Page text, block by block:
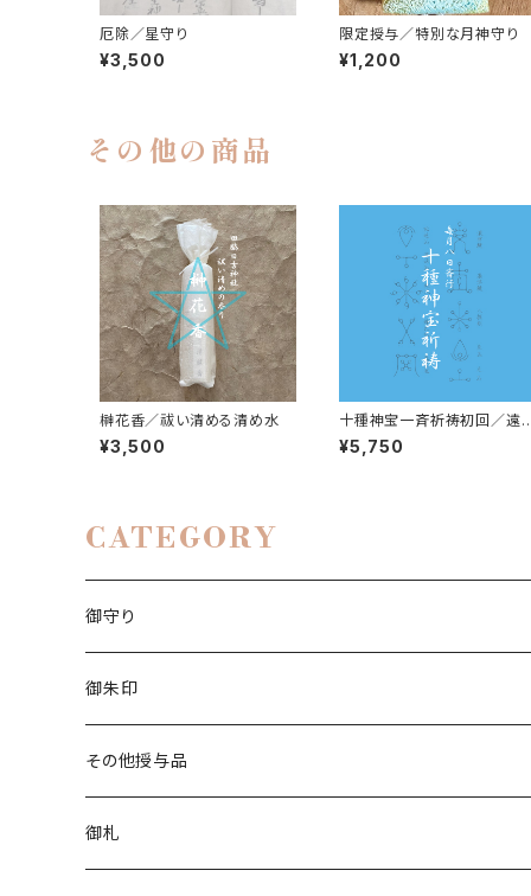
厄除／星守り
¥3,500
限定授与／特別な月神守り
¥1,200
その他の商品
榊花香／祓い清める清め水
¥3,500
十種神宝一斉祈祷初回／遠
隔祈祷
¥5,750
CATEGORY
御守り
白い茅の輪守り
立願成就守り
厄除守り
御朱印
香り御朱印
チャリティー
その他授与品
清め水
御札